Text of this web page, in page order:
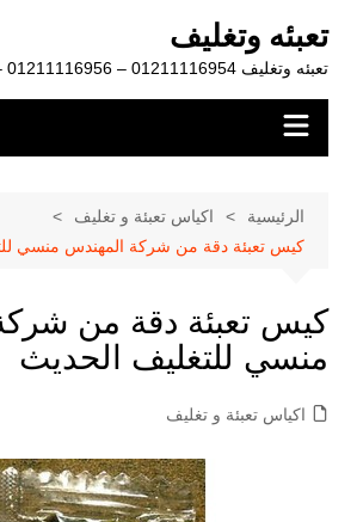
المحتوى
تعبئه وتغليف
تعبئه وتغليف 01211116954 – 01211116956 – 01211116958
الرئيسية
اكياس تعبئة و تغليف
كيس تعبئة دقة من شركة المهندس منسي
كيس تعبئة دقة من
منسي للتغليف الحديث
اكياس تعبئة و تغليف